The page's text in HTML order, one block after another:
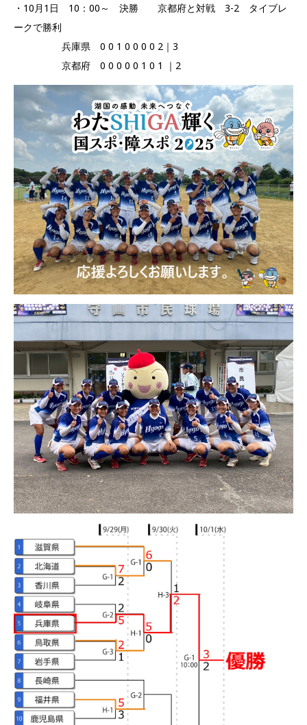
・10月1日 10：00～ 決勝 京都府と対戦 3-2 タイブレ
ークで勝利
兵庫県 0 0 1 0 0 0 0 2｜3
京都府 0 0 0 0 0 1 0 1 ｜2